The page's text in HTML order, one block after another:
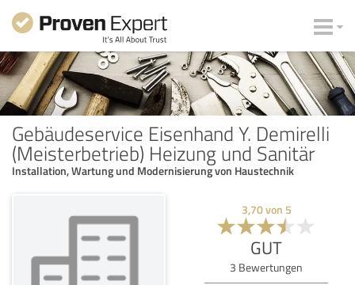
Gebäudeservice Eisenhand Y. Demirelli
(Meisterbetrieb) Heizung und Sanitär
Installation, Wartung und Modernisierung von Haustechnik
3,70von 5
GUT
3 Bewertungen